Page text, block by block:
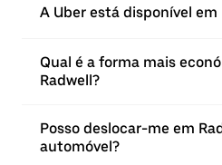
A Uber está disponível em
Qual é a forma mais
Radwell?
Posso deslocar-me em
automóvel?